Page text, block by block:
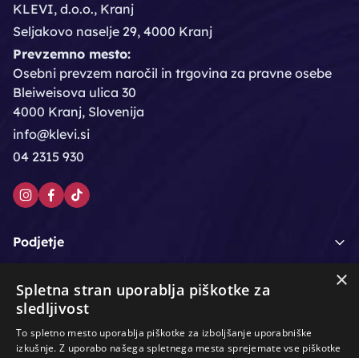
KLEVI, d.o.o., Kranj
Seljakovo naselje 29, 4000 Kranj
Prevzemno mesto:
Osebni prevzem naročil in trgovina za pravne osebe
Bleiweisova ulica 30
4000 Kranj, Slovenija
info@klevi.si
04 2315 930
Podjetje
Moj račun
Podpora strankam
×
Spletna stran uporablja piškotke za
sledljivost
To spletno mesto uporablja piškotke za izboljšanje uporabniške
izkušnje. Z uporabo našega spletnega mesta sprejemate vse piškotke